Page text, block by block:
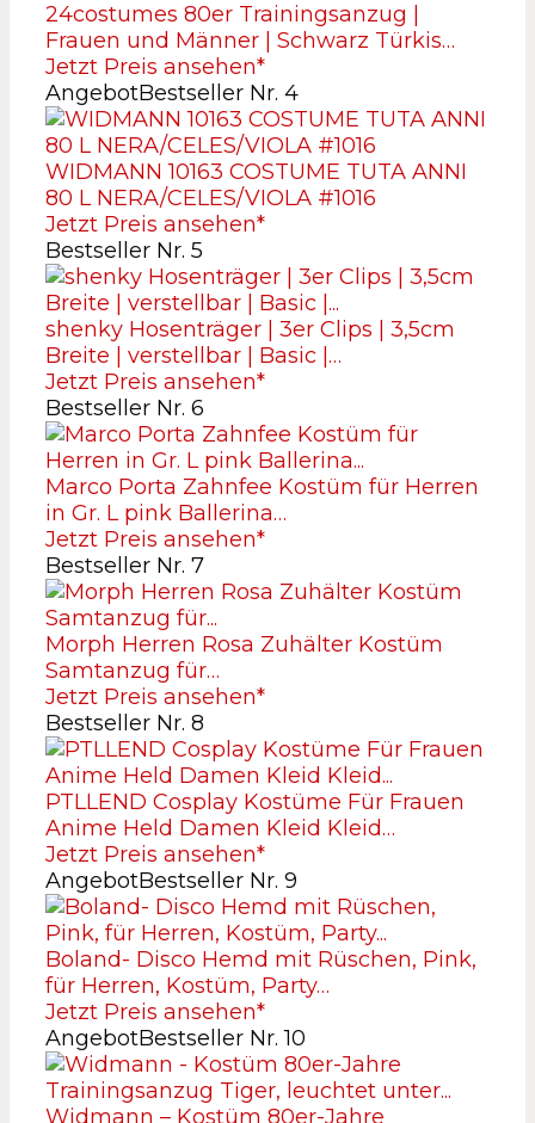
24costumes 80er Trainingsanzug |
Frauen und Männer | Schwarz Türkis…
Jetzt Preis ansehen*
AngebotBestseller Nr. 4
WIDMANN 10163 COSTUME TUTA ANNI
80 L NERA/CELES/VIOLA #1016
Jetzt Preis ansehen*
Bestseller Nr. 5
shenky Hosenträger | 3er Clips | 3,5cm
Breite | verstellbar | Basic |…
Jetzt Preis ansehen*
Bestseller Nr. 6
Marco Porta Zahnfee Kostüm für Herren
in Gr. L pink Ballerina…
Jetzt Preis ansehen*
Bestseller Nr. 7
Morph Herren Rosa Zuhälter Kostüm
Samtanzug für…
Jetzt Preis ansehen*
Bestseller Nr. 8
PTLLEND Cosplay Kostüme Für Frauen
Anime Held Damen Kleid Kleid…
Jetzt Preis ansehen*
AngebotBestseller Nr. 9
Boland- Disco Hemd mit Rüschen, Pink,
für Herren, Kostüm, Party…
Jetzt Preis ansehen*
AngebotBestseller Nr. 10
Widmann – Kostüm 80er-Jahre